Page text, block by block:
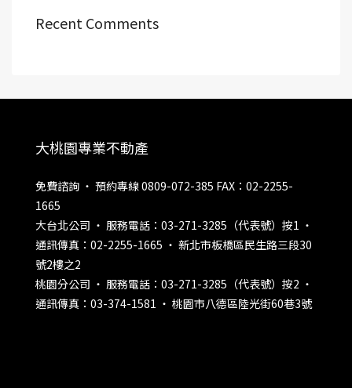
Recent Comments
大桃園專業不動產
免費諮詢 ‧ 預約專線 0809-072-385 FAX：02-2255-
1665
大台北公司 ‧ 服務電話：03-271-3285（代表號）按1 ‧
通訊傳真：02-2255-1665 ‧ 新北市板橋區民生路三段30
號2樓之2
桃園分公司 ‧ 服務電話：03-271-3285（代表號）按2 ‧
通訊傳真：03-374-1581 ‧ 桃園市八德區陸光街60巷3號